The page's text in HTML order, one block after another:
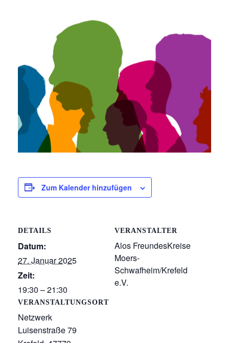
Zum Kalender hinzufügen
DETAILS
Datum:
27. Januar 2025
Zeit:
19:30 – 21:30
VERANSTALTUNGSORT
Netzwerk
Luisenstraße 79
VERANSTALTER
Alos FreundesKreise
Moers-
Schwafheim/Krefeld
e.V.